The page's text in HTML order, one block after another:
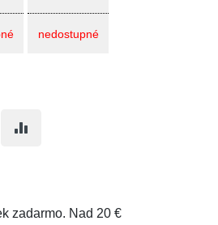
nedostupné
zadarmo. Nad 20 €